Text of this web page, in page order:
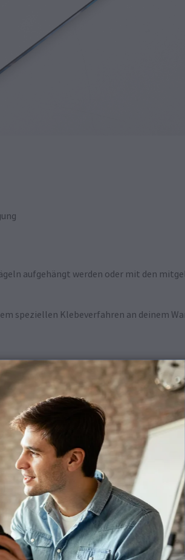
aufgehängt werden oder mit den
speziellen Klebeverfahren an deinem
Befestigungsart
schnell und einfach an der Wand
an einem Seilaufhängungssystem helfen.
soll, und passe die Länge der Seile des